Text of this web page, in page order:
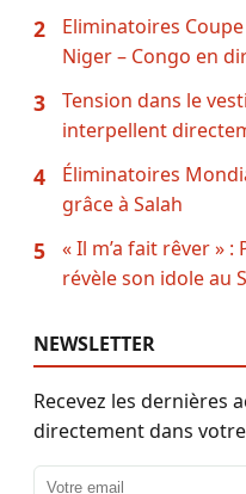
2
Eliminatoires
Niger – Congo en
3
Tension dans le
interpellent
4
Éliminatoires
grâce à Salah
5
« Il m’a fait rêver »
révèle son idole au
NEWSLETTER
Recevez les dernières
directement dans
Adresse email